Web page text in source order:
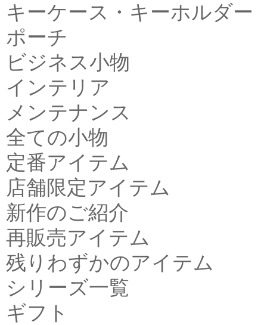
キーケース・キーホルダー
ポーチ
ビジネス小物
インテリア
メンテナンス
全ての小物
定番アイテム
店舗限定アイテム
新作のご紹介
再販売アイテム
残りわずかのアイテム
シリーズ一覧
ギフト